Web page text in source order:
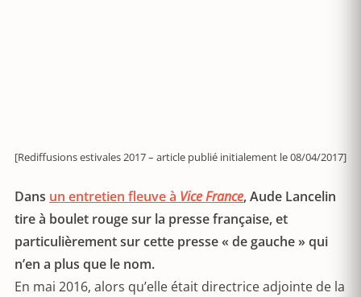
[Rediffusions estivales 2017 – article publié initialement le 08/04/2017]
Dans un entretien fleuve à Vice France, Aude Lancelin
tire à boulet rouge sur la presse française, et
particulièrement sur cette presse « de gauche » qui
n’en a plus que le nom.
En mai 2016, alors qu’elle était directrice adjointe de la